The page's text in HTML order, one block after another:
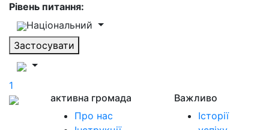
Рівень питання:
Національний
Застосувати
1
активна громада
Про нас
Важливо
Історії